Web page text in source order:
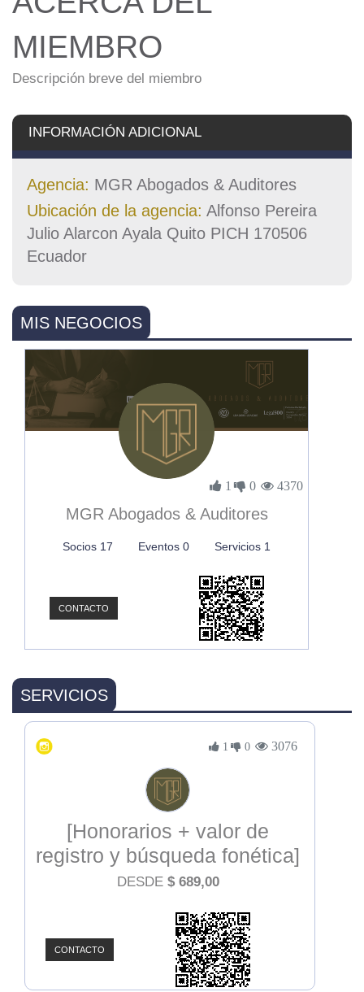
MIEMBRO
Descripción breve del miembro
INFORMACIÓN ADICIONAL
Agencia: MGR Abogados & Auditores
Ubicación de la agencia: Alfonso Pereira
Julio Alarcon Ayala Quito PICH 170506
Ecuador
MIS NEGOCIOS
1 0 4370
MGR Abogados & Auditores
Socios 17 Eventos 0 Servicios 1
CONTACTO
SERVICIOS
1 0 3076
[Honorarios + valor de
registro y búsqueda fonética]
Propiedad Intelectual
DESDE $ 689,00
CONTACTO